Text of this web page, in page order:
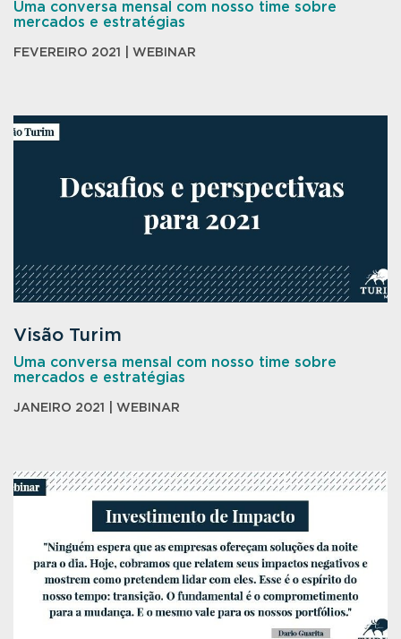
Uma conversa mensal com nosso time sobre
mercados e estratégias
FEVEREIRO 2021 | WEBINAR
Visão Turim
Uma conversa mensal com nosso time sobre
mercados e estratégias
JANEIRO 2021 | WEBINAR